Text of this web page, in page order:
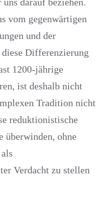
vom gegenwärtigen
und der
diese Differenzierung
1200-jährige
ist deshalb nicht
Tradition nicht
reduktionistische
überwinden, ohne
Verdacht zu stellen